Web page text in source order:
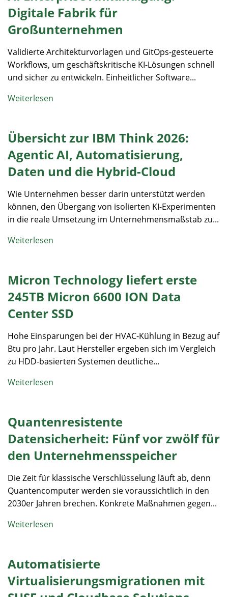
Digitale Fabrik für
Großunternehmen
Validierte Architekturvorlagen und GitOps-gesteuerte
Workflows, um geschäftskritische KI-Lösungen schnell
und sicher zu entwickeln. Einheitlicher Software...
Weiterlesen
Übersicht zur IBM Think 2026:
Agentic AI, Automatisierung,
Daten und die Hybrid-Cloud
Wie Unternehmen besser darin unterstützt werden
können, den Übergang von isolierten KI-Experimenten
in die reale Umsetzung im Unternehmensmaßstab zu...
Weiterlesen
Micron Technology liefert erste
245TB Micron 6600 ION Data
Center SSD
Hohe Einsparungen bei der HVAC-Kühlung in Bezug auf
Btu pro Jahr. Laut Hersteller ergeben sich im Vergleich
zu HDD-basierten Systemen deutliche...
Weiterlesen
Quantenresistente
Datensicherheit: Fünf vor zwölf für
den Unternehmensspeicher
Die Zeit für klassische Verschlüsselung läuft ab, denn
Quantencomputer werden sie voraussichtlich in den
2030er Jahren brechen. Konkrete Maßnahmen gegen...
Weiterlesen
Automatisierte
Virtualisierungsmigrationen mit